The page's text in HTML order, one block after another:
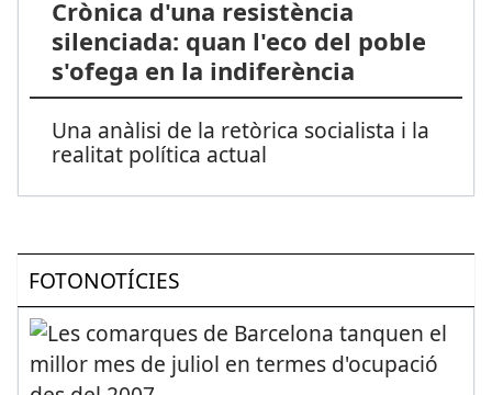
Crònica d'una resistència
silenciada: quan l'eco del poble
s'ofega en la indiferència
Una anàlisi de la retòrica socialista i la
realitat política actual
FOTONOTÍCIES